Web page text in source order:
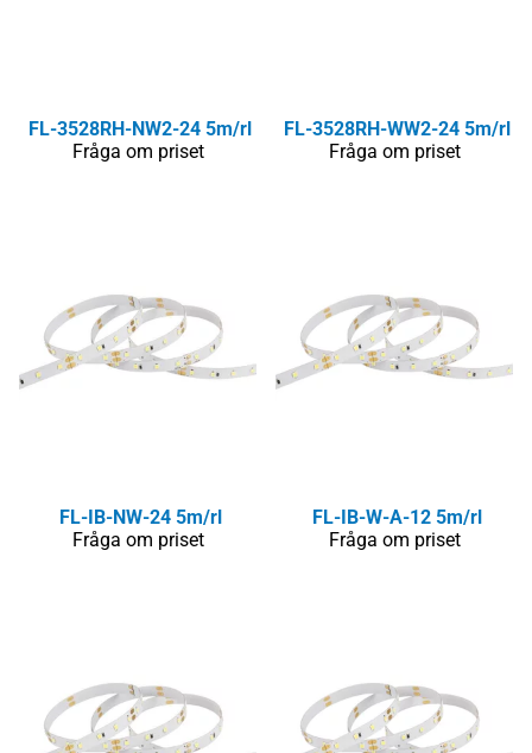
FL-3528RH-NW2-24 5m/rl
Fråga om priset
FL-3528RH-WW2-24 5m/rl
Fråga om priset
FL-IB-NW-24 5m/rl
Fråga om priset
FL-IB-W-A-12 5m/rl
Fråga om priset